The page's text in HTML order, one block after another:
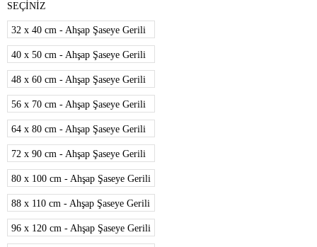
SEÇİNİZ
32 x 40 cm - Ahşap Şaseye Gerili
40 x 50 cm - Ahşap Şaseye Gerili
48 x 60 cm - Ahşap Şaseye Gerili
56 x 70 cm - Ahşap Şaseye Gerili
64 x 80 cm - Ahşap Şaseye Gerili
72 x 90 cm - Ahşap Şaseye Gerili
80 x 100 cm - Ahşap Şaseye Gerili
88 x 110 cm - Ahşap Şaseye Gerili
96 x 120 cm - Ahşap Şaseye Gerili